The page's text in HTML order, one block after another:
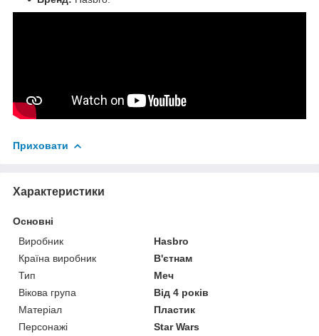
Приховати
Характеристики
Основні
Виробник
Hasbro
Країна виробник
В'єтнам
Тип
Меч
Вікова група
Від 4 років
Матеріал
Пластик
Персонажі
Star Wars